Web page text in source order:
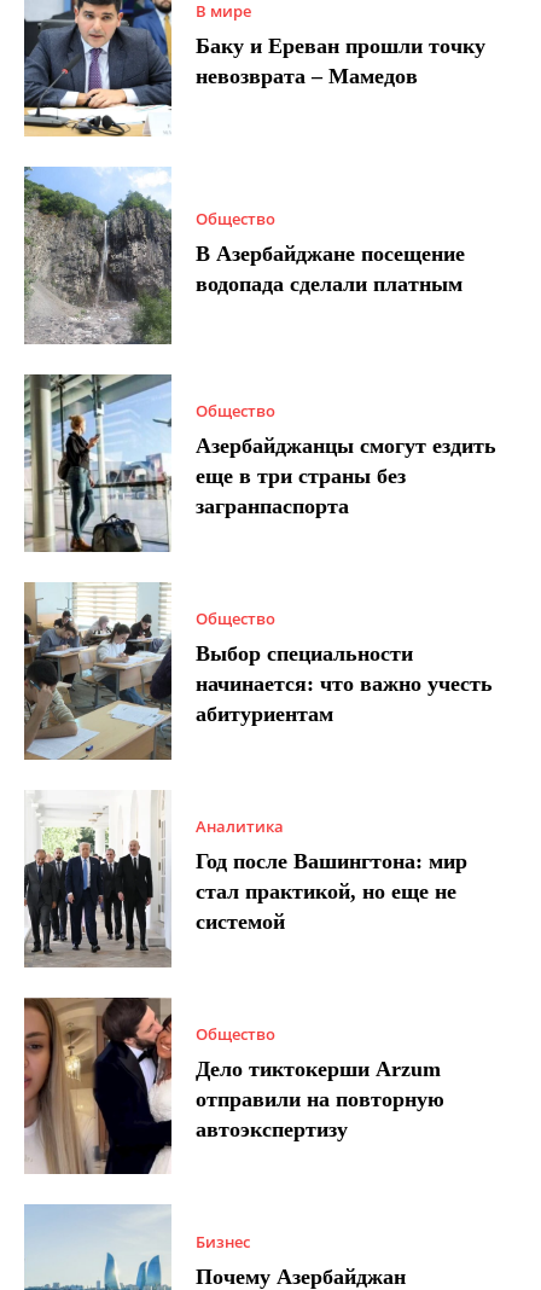
В мире
Баку и Ереван прошли точку
невозврата – Мамедов
Общество
В Азербайджане посещение
водопада сделали платным
Общество
Азербайджанцы смогут ездить
еще в три страны без
загранпаспорта
Общество
Выбор специальности
начинается: что важно учесть
абитуриентам
Аналитика
Год после Вашингтона: мир
стал практикой, но еще не
системой
Общество
Дело тиктокерши Arzum
отправили на повторную
автоэкспертизу
Бизнес
Почему Азербайджан